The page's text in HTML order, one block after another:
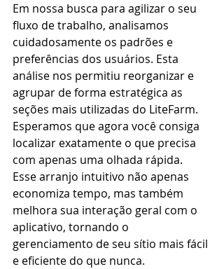
Em nossa busca para agilizar o seu
fluxo de trabalho, analisamos
cuidadosamente os padrões e
preferências dos usuários. Esta
análise nos permitiu reorganizar e
agrupar de forma estratégica as
seções mais utilizadas do LiteFarm.
Esperamos que agora você consiga
localizar exatamente o que precisa
com apenas uma olhada rápida.
Esse arranjo intuitivo não apenas
economiza tempo, mas também
melhora sua interação geral com o
aplicativo, tornando o
gerenciamento de seu sítio mais fácil
e eficiente do que nunca.